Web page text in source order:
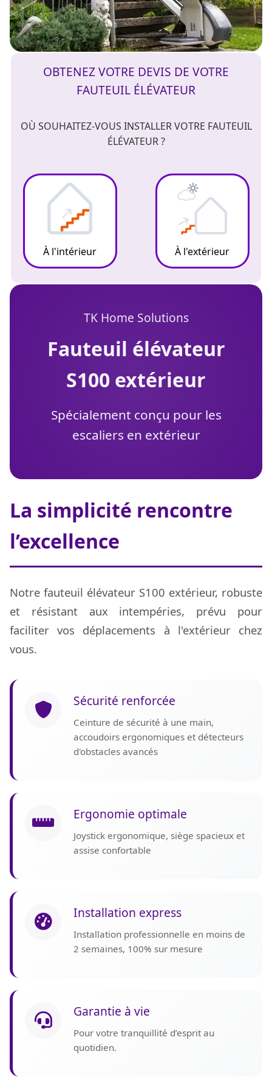
OBTENEZ VOTRE DEVIS DE VOTRE
FAUTEUIL ÉLÉVATEUR
OÙ SOUHAITEZ-VOUS INSTALLER VOTRE FAUTEUIL
ÉLÉVATEUR ?
À l'intérieur À l'extérieur
TK Home Solutions
fauteuil élévateur
S100 extérieur
Spécialement conçu pour les
escaliers en extérieur
La simplicité rencontre
l’excellence
Notre fauteuil élévateur S100 extérieur, robuste
et résistant aux intempéries, prévu pour
faciliter vos déplacements à l'extérieur chez
vous.
Sécurité renforcée
Ceinture de sécurité à une main,
accoudoirs ergonomiques et détecteurs
d'obstacles avancés
Ergonomie optimale
Joystick ergonomique, siège spacieux et
assise confortable
Installation express
Installation professionnelle en moins de
2 semaines, 100% sur mesure
Garantie à vie
Pour votre tranquillité d’esprit au
quotidien.